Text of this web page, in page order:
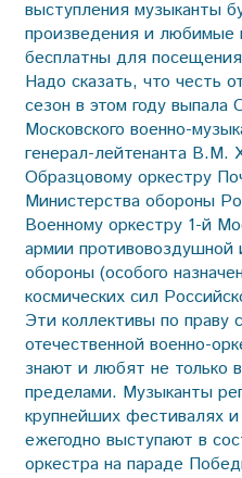
выступления музыканты
произведения и любимые
бесплатны для
Надо сказать, что честь
сезон в этом году выпала
Московского военно-
генерал-лейтенанта В.М.
Образцовому оркестру
Министерства обороны
Военному оркестру 1-й
армии противовоздушной
обороны (особого
космических сил
Эти коллективы по праву
отечественной военно-
знают и любят не только
пределами. Музыканты
крупнейших фестивалях и
ежегодно выступают в
оркестра на параде